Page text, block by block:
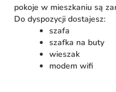
pokoje w mieszkaniu są
Do dyspozycji dostajesz:
szafa
szafka na buty
wieszak
modem wifi